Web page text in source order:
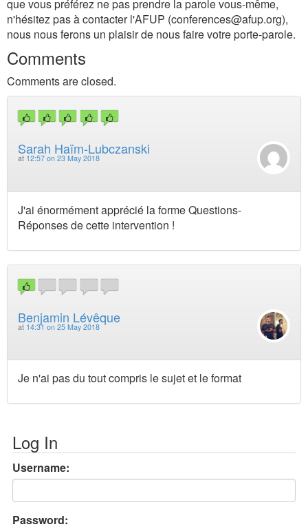
que vous préférez ne pas prendre la parole vous-même,
n'hésitez pas à contacter l'AFUP (conferences@afup.org),
nous nous ferons un plaisir de nous faire votre porte-parole.
Comments
Comments are closed.
Sarah Haïm-Lubczanski
at 12:57 on 23 May 2018
J'ai énormément apprécié la forme Questions-
Réponses de cette intervention !
Benjamin Lévêque
at 14:31 on 25 May 2018
Je n'ai pas du tout compris le sujet et le format
Log In
Username:
Password: